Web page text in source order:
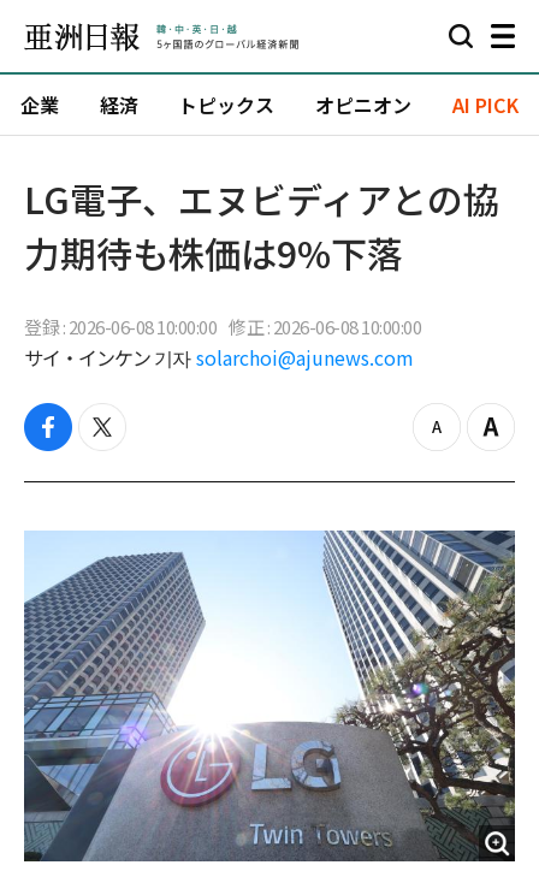
企業 経済 トピックス オピニオン AI PICK
LG電子、エヌビディアとの協
力期待も株価は9%下落
登録 : 2026-06-08 10:00:00 修正 : 2026-06-08 10:00:00
サイ・インケン 기자 solarchoi@ajunews.com
f
c
b
k
t
i
t
e
r
z
o
o
u
t
Z
o
i
n